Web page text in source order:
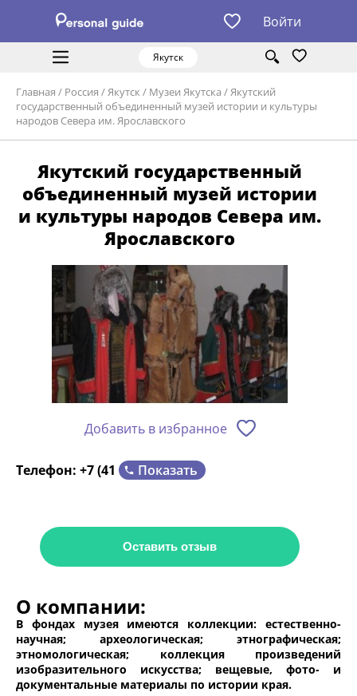
Войти
Якутск
Главная / Россия /Якутск / Музеи Якутска /Якутский
государственный объединенный музей истории и культуры
народов Севера им. Ярославского
Якутский государственный
объединенный музей истории
и культуры народов Севера им.
Ярославского
Добавить в избранное
Телефон: +7 (41 Показать
Оставить отзыв
О компании:
В фондах музея имеются коллекции: естественно-
научная; археологическая; этнографическая;
этномологическая; коллекция произведений
изобразительного искусства; вещевые, фото- и
документальные материалы по истории края.